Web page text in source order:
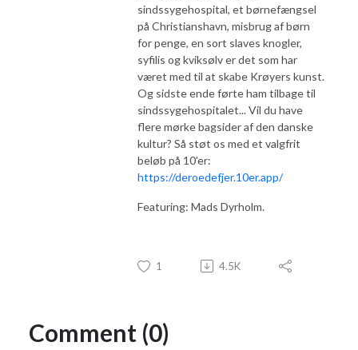
sindssygehospital, et børnefængsel
på Christianshavn, misbrug af børn
for penge, en sort slaves knogler,
syfilis og kviksølv er det som har
været med til at skabe Krøyers kunst.
Og sidste ende førte ham tilbage til
sindssygehospitalet... Vil du have
flere mørke bagsider af den danske
kultur? Så støt os med et valgfrit
beløb på 10'er:
https://deroedefjer.10er.app/
Featuring: Mads Dyrholm.
1 4.5K
Comment (0)